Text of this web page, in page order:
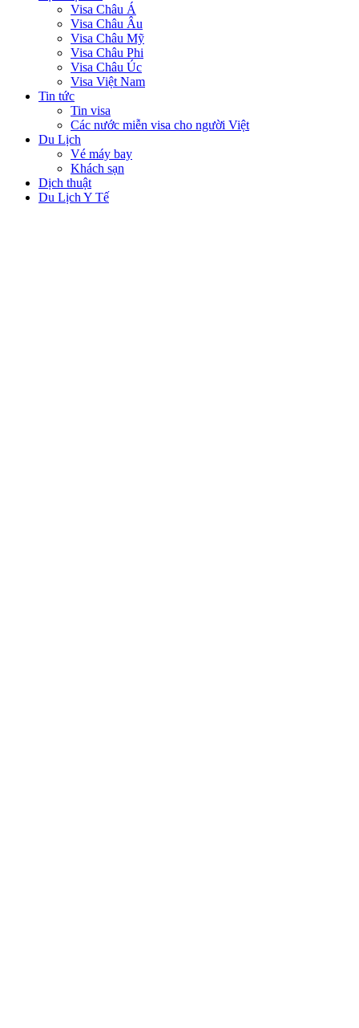
Visa Châu Á
Visa Châu Âu
Visa Châu Mỹ
Visa Châu Phi
Visa Châu Úc
Visa Việt Nam
Tin tức
Tin visa
Các nước miễn visa cho người Việt
Du Lịch
Vé máy bay
Khách sạn
Dịch thuật
Du Lịch Y Tế